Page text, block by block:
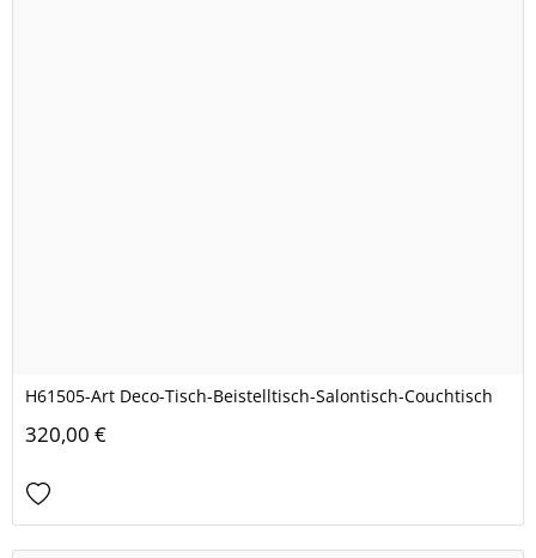
H61505-Art Deco-Tisch-Beistelltisch-Salontisch-Couchtisch
320,00 €